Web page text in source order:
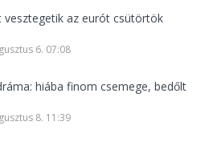
vesztegetik az eurót csütörtök
6. 07:08
hiába finom csemege, bedőlt
8. 11:39